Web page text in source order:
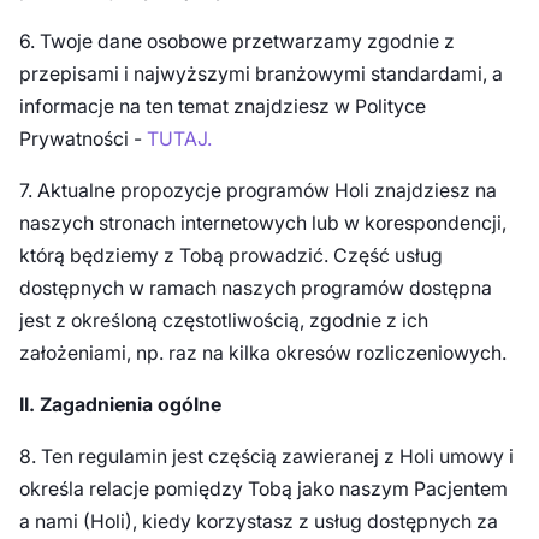
6. Twoje dane osobowe przetwarzamy zgodnie z
przepisami i najwyższymi branżowymi standardami, a
informacje na ten temat znajdziesz w Polityce
Prywatności - TUTAJ.
7. Aktualne propozycje programów Holi znajdziesz na
naszych stronach internetowych lub w korespondencji,
którą będziemy z Tobą prowadzić. Część usług
dostępnych w ramach naszych programów dostępna
jest z określoną częstotliwością, zgodnie z ich
założeniami, np. raz na kilka okresów rozliczeniowych.
II. Zagadnienia ogólne
8. Ten regulamin jest częścią zawieranej z Holi umowy i
określa relacje pomiędzy Tobą jako naszym Pacjentem
a nami (Holi), kiedy korzystasz z usług dostępnych za